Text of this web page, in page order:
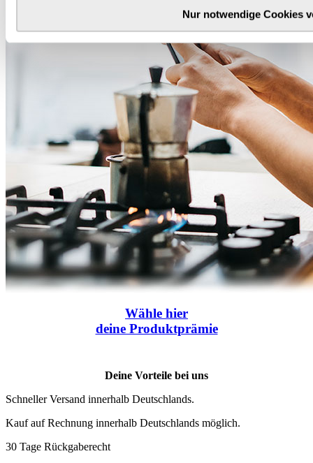
Nur notwendige Cookies
Wähle hier
deine Produktprämie
Deine Vorteile bei uns
Schneller Versand innerhalb Deutschlands.
Kauf auf Rechnung innerhalb Deutschlands möglich.
30 Tage Rückgaberecht